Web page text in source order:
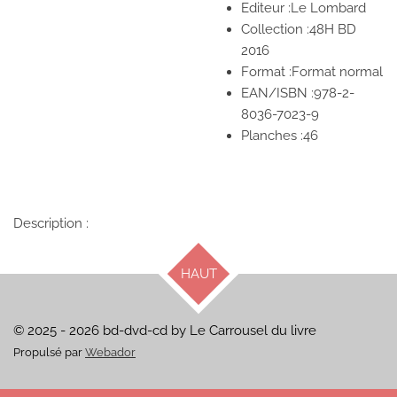
Editeur :Le Lombard
Collection :48H BD
2016
Format :Format normal
EAN/ISBN :978-2-
8036-7023-9
Planches :46
Description :
HAUT
© 2025 - 2026 bd-dvd-cd by Le Carrousel du livre
Propulsé par Webador